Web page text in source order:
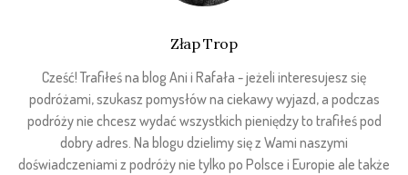
Złap Trop
Cześć! Trafiłeś na blog Ani i Rafała - jeżeli interesujesz się
podróżami, szukasz pomysłów na ciekawy wyjazd, a podczas
podróży nie chcesz wydać wszystkich pieniędzy to trafiłeś pod
dobry adres. Na blogu dzielimy się z Wami naszymi
doświadczeniami z podróży nie tylko po Polsce i Europie ale także